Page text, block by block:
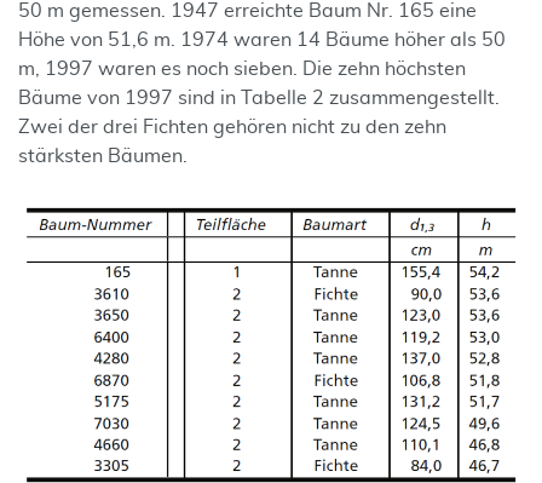
50 m gemessen. 1947 erreichte Baum Nr. 165 eine
Höhe von 51,6 m. 1974 waren 14 Bäume höher als 50
m, 1997 waren es noch sieben. Die zehn höchsten
Bäume von 1997 sind in Tabelle 2 zusammengestellt.
Zwei der drei Fichten gehören nicht zu den zehn
stärksten Bäumen.